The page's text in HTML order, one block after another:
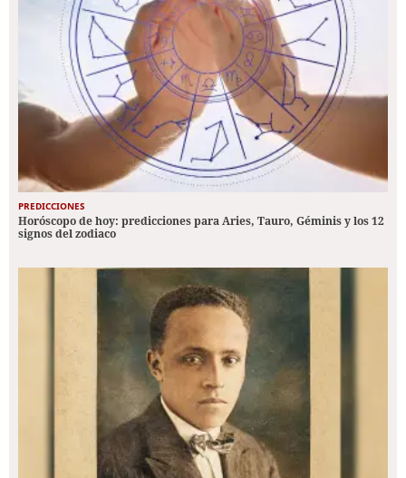
PREDICCIONES
Horóscopo de hoy: predicciones para Aries, Tauro, Géminis y los 12
signos del zodiaco